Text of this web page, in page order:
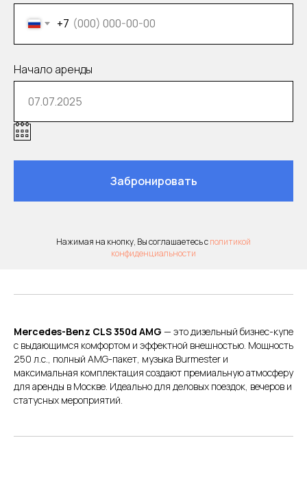
+7
Начало аренды
Забронировать
Нажимая на кнопку, Вы соглашаетесь сполитикой
конфиденциальности
Mercedes-Benz CLS 350d AMG — это дизельный бизнес-купе
с выдающимся комфортом и эффектной внешностью. Мощность
250 л.с., полный AMG-пакет, музыка Burmester и
максимальная комплектация создают премиальную атмосферу
для аренды в Москве. Идеально для деловых поездок, вечеров и
статусных мероприятий.
Доставка в аэропорт /
Долгосрочная аренда